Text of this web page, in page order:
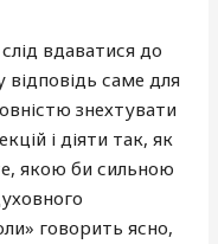
вдаватися до
саме для
знехтувати
і діяти так, як
якою би сильною
говорить ясно,